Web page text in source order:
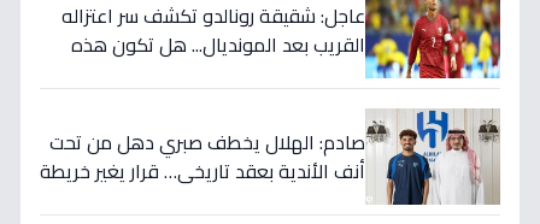
عاجل: شقيقة رونالدو تكشف سر اعتزاله
القريب بعد المونديال... هل تكون هذه
صادم: الهلال يخطف صبري دهل من تحت
أنف الأندية بعقد تاريخي… قرار يغير خريطة